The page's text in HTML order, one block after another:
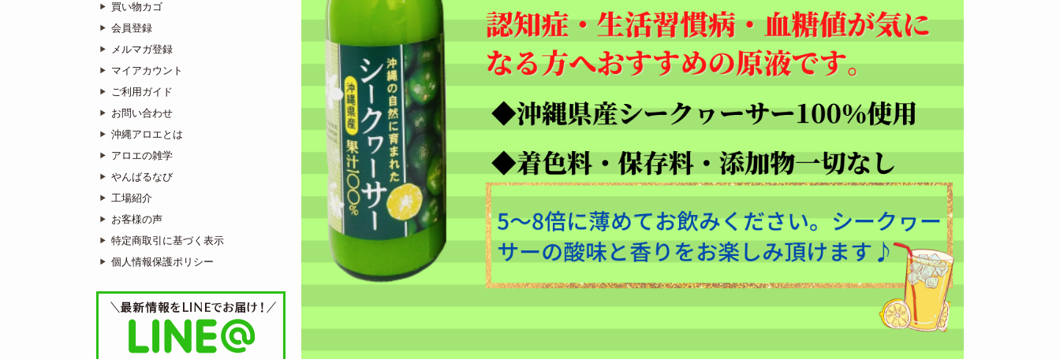
買い物カゴ
会員登録
メルマガ登録
マイアカウント
ご利用ガイド
お問い合わせ
沖縄アロエとは
アロエの雑学
やんばるなび
工場紹介
お客様の声
特定商取引に基づく表示
個人情報保護ポリシー